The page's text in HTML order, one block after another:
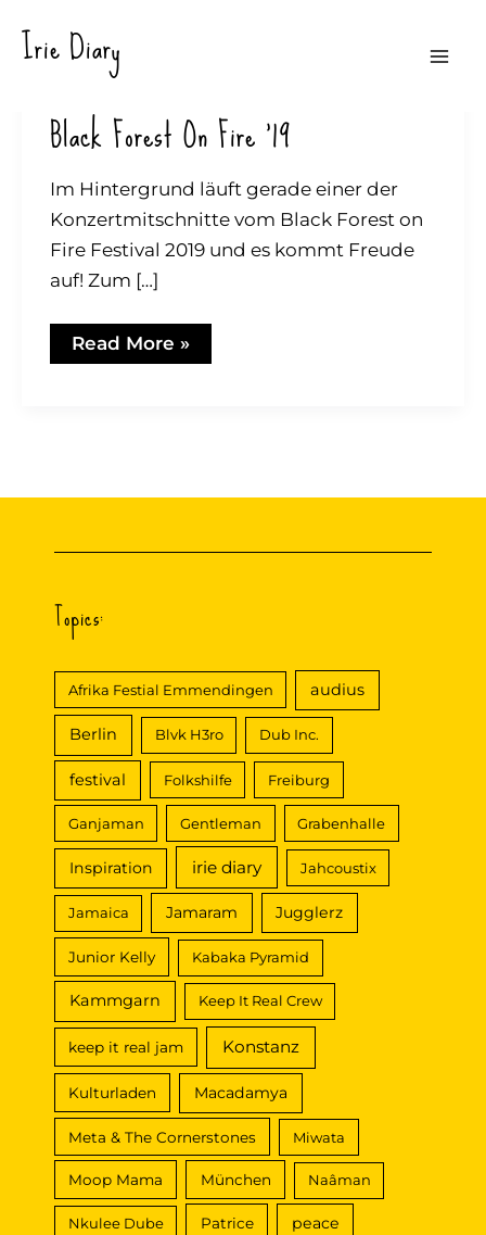
Inhalt
Irie Diary
Black Forest On Fire ’19
Im Hintergrund läuft gerade einer der
Konzertmitschnitte vom Black Forest on
Fire Festival 2019 und es kommt Freude
auf! Zum […]
Black
Forest
Read More »
Topics:
Afrika Festial Emmendingen audius
Berlin Blvk H3ro Dub Inc.
festival Folkshilfe Freiburg
Ganjaman Gentleman Grabenhalle
Inspiration irie diary Jahcoustix
Jamaica Jamaram Jugglerz
Junior Kelly Kabaka Pyramid
Kammgarn Keep It Real Crew
keep it real jam Konstanz
Kulturladen Macadamya
Meta & The Cornerstones Miwata
Moop Mama München Naâman
Nkulee Dube Patrice peace